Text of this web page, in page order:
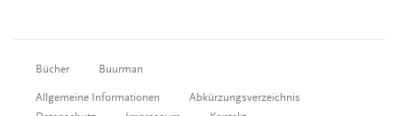
Bücher Buurman
Allgemeine Informationen
Abkürzungsverzeichnis